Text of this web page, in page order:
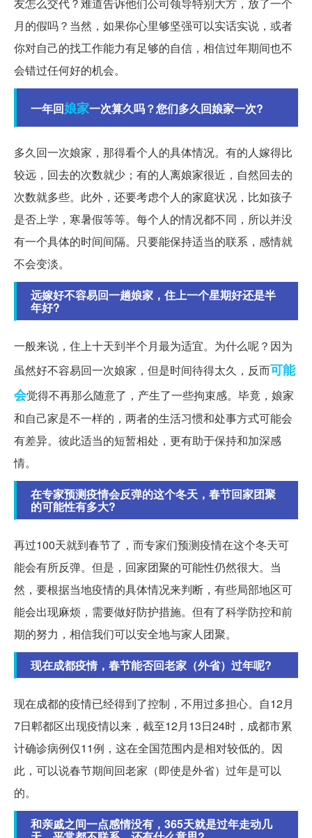
月的假吗？当然，如果你心里够坚强可以实话实说，或者
你对自己的找工作能力有足够的自信，相信过年期间也不
会错过任何好的机会。
一年回娘家一次算久吗？您们多久回娘家一次?
多久回一次娘家，那得看个人的具体情况。有的人嫁得比
较远，回去的次数就少；有的人离娘家很近，自然回去的
次数就多些。此外，还要考虑个人的家庭状况，比如孩子
是否上学，寒暑假等等。每个人的情况都不同，所以并没
有一个具体的时间间隔。只要能保持适当的联系，感情就
不会变淡。
远嫁好不容易回一趟娘家，住上一个星期好还是半
年好?
一般来说，住上十天到半个月最为适宜。为什么呢？因为
虽然好不容易回一次娘家，但是时间待得太久，反而可能
会觉得不再那么随意了，产生了一些拘束感。毕竟，娘家
和自己家是不一样的，两者的生活习惯和处事方式可能会
有差异。彼此适当的短暂相处，更有助于保持和加深感
情。
在专家预测疫情会反弹的这个冬天，春节回家团聚
的可能性有多大?
再过100天就到春节了，而专家们预测疫情在这个冬天可
能会有所反弹。但是，回家团聚的可能性仍然很大。当
然，要根据当地疫情的具体情况来判断，有些局部地区可
能会出现麻烦，需要做好防护措施。但有了科学防控和前
期的努力，相信我们可以安全地与家人团聚。
现在成都疫情，春节能否回老家（外省）过年呢?
现在成都的疫情已经得到了控制，不用过多担心。自12月
7日郫都区出现疫情以来，截至12月13日24时，成都市累
计确诊病例仅11例，这在全国范围内是相对较低的。因
此，可以说春节期间回老家（即使是外省）过年是可以
的。
和亲戚之间一点感情没有，365天就是过年走动几